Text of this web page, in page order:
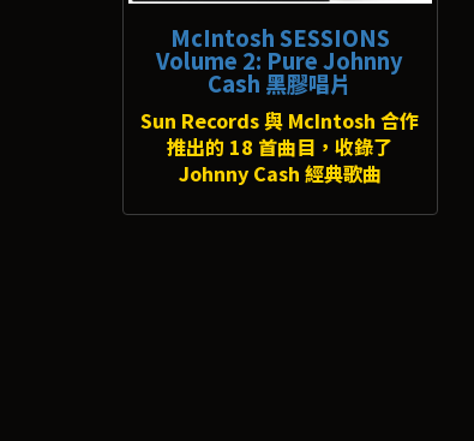
McIntosh SESSIONS
Volume 2: Pure Johnny
Cash 黑膠唱片
Sun Records 與 McIntosh 合作
推出的 18 首曲目，收錄了
Johnny Cash 經典歌曲